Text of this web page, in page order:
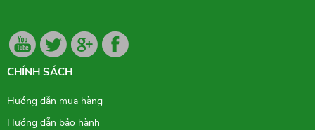
CHÍNH SÁCH
Hướng dẫn mua hàng
Hướng dẫn bảo hành